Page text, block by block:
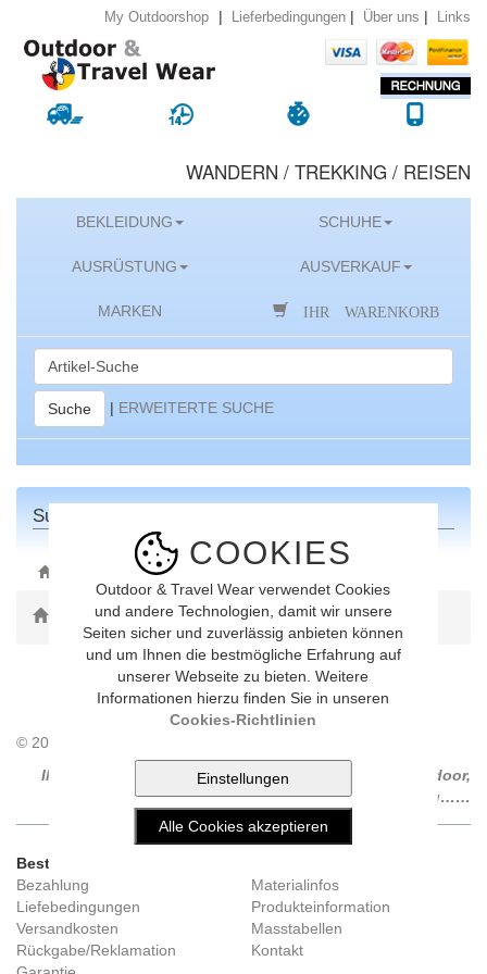
COOKIES
Outdoor & Travel Wear verwendet Cookies
und andere Technologien, damit wir unsere
Seiten sicher und zuverlässig anbieten können
und um Ihnen die bestmögliche Erfahrung auf
unserer Webseite zu bieten. Weitere
Informationen hierzu finden Sie in unseren
Cookies-Richtlinien
My Outdoorshop | Lieferbedingungen | Über uns | Links
WANDERN / TREKKING / REISEN
BEKLEIDUNG SCHUHE
AUSRÜSTUNG AUSVERKAUF
MARKEN IHR WARENKORB
Suche | ERWEITERTE SUCHE
Suchresultat
ONLINE-SHOP
Toggle Dropdown
© 2014 Outdoorshop, all rights reserved…
Ihr Spezialist für Bekleidung und Ausrüstung für Outdoor,
Trekking, Wandern, Camping, Walking……
Bestellung und Versand
Bezahlung
Liefebedingungen
Versandkosten
Rückgabe/Reklamation
Materialinfos
Produkteinformation
Masstabellen
Kontakt